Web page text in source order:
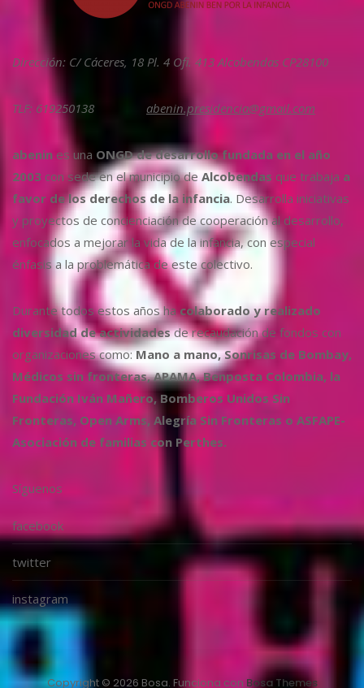
Dirección: C/ Cáceres, 18 Pl. 4 Ofi. 413 Alcobendas CP28100
TLF: 619250138 abenin.presidencia@gmail.com
abenin es una ONGD de desarrollo fundada en el año
2003 con sede en el municipio de Alcobendas que trabaja a
favor de los derechos de la infancia. Desarrolla iniciativas
y proyectos de concienciación de cooperación al desarrollo,
enfocados a mejorar la vida de la infancia, con especial
énfasis a la problemática de este colectivo.
Durante todos estos años hacolaborado y realizado
diversidad de actividadesde recaudación de fondos con
organizaciones como:Mano a mano, Sonrisas de Bombay,
Médicos sin fronteras, APAMA, Benposta Colombia, la
Fundación Iván Mañero, Bomberos Unidos Sin
Fronteras, Open Arms, Alegría Sin Fronteras o ASFAPE-
Asociación de familias con Perthes.
Síguenos
facebook
twitter
instagram
Copyright © 2026 Bosa. Funciona con Bosa Themes